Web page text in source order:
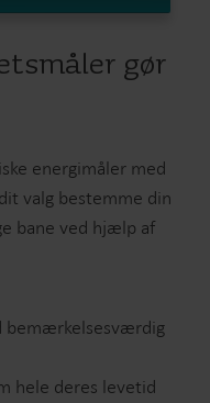
gør
energimåler med
valg bestemme din
bane ved hjælp af
bemærkelsesværdig
hele deres levetid